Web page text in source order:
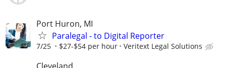
Port Huron, MI
Paralegal - to Digital Reporter
7/25 $27-$54 per hour Veritext Legal Solutions